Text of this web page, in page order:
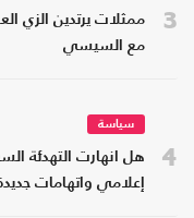
3
ممثلات يرتدين الزي
مع السيسي
4
سياسة
هل انهارت التهدئة
إعلامي واتهامات